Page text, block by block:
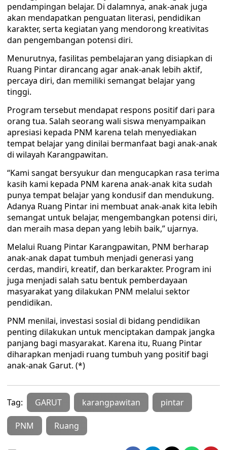
pendampingan belajar. Di dalamnya, anak-anak juga
akan mendapatkan penguatan literasi, pendidikan
karakter, serta kegiatan yang mendorong kreativitas
dan pengembangan potensi diri.
Menurutnya, fasilitas pembelajaran yang disiapkan di
Ruang Pintar dirancang agar anak-anak lebih aktif,
percaya diri, dan memiliki semangat belajar yang
tinggi.
Program tersebut mendapat respons positif dari para
orang tua. Salah seorang wali siswa menyampaikan
apresiasi kepada PNM karena telah menyediakan
tempat belajar yang dinilai bermanfaat bagi anak-anak
di wilayah Karangpawitan.
“Kami sangat bersyukur dan mengucapkan rasa terima
kasih kami kepada PNM karena anak-anak kita sudah
punya tempat belajar yang kondusif dan mendukung.
Adanya Ruang Pintar ini membuat anak-anak kita lebih
semangat untuk belajar, mengembangkan potensi diri,
dan meraih masa depan yang lebih baik,” ujarnya.
Melalui Ruang Pintar Karangpawitan, PNM berharap
anak-anak dapat tumbuh menjadi generasi yang
cerdas, mandiri, kreatif, dan berkarakter. Program ini
juga menjadi salah satu bentuk pemberdayaan
masyarakat yang dilakukan PNM melalui sektor
pendidikan.
PNM menilai, investasi sosial di bidang pendidikan
penting dilakukan untuk menciptakan dampak jangka
panjang bagi masyarakat. Karena itu, Ruang Pintar
diharapkan menjadi ruang tumbuh yang positif bagi
anak-anak Garut. (*)
Tag: GARUT karangpawitan pintar
PNM Ruang